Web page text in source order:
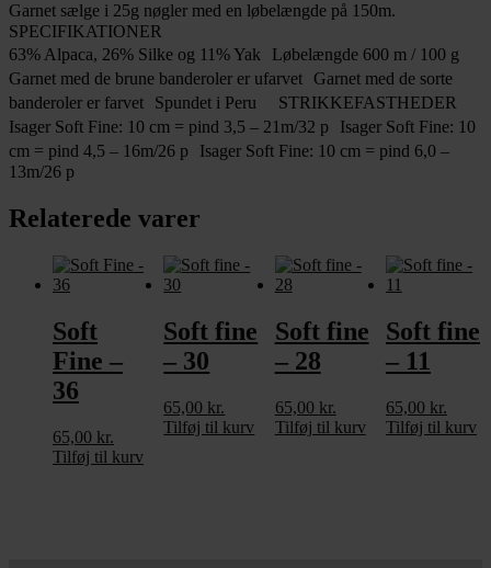
Garnet sælge i 25g nøgler med en løbelængde på 150m.
SPECIFIKATIONER
63% Alpaca, 26% Silke og 11% Yak Løbelængde 600 m / 100 g
Garnet med de brune banderoler er ufarvet Garnet med de sorte
banderoler er farvet Spundet i Peru STRIKKEFASTHEDER
Isager Soft Fine: 10 cm = pind 3,5 – 21m/32 p Isager Soft Fine: 10
cm = pind 4,5 – 16m/26 p Isager Soft Fine: 10 cm = pind 6,0 –
13m/26 p
Relaterede varer
Soft
Fine –
36
65,00 kr.
Tilføj til kurv
Soft fine
– 30
65,00 kr.
Tilføj til kurv
Soft fine
– 28
65,00 kr.
Tilføj til kurv
Soft fine
– 11
65,00 kr.
Tilføj til kurv